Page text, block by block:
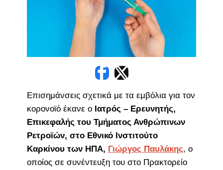
Επισημάνσεις σχετικά με τα εμβόλια για τον
κορονοϊό έκανε ο Ιατρός – Ερευνητής,
Επικεφαλής του Τμήματος Ανθρώπινων
Ρετροϊών, στο Εθνικό Ινστιτούτο
Καρκίνου των ΗΠΑ, Γιώργος Παυλάκης, ο
οποίος σε συνέντευξη του στο Πρακτορείο